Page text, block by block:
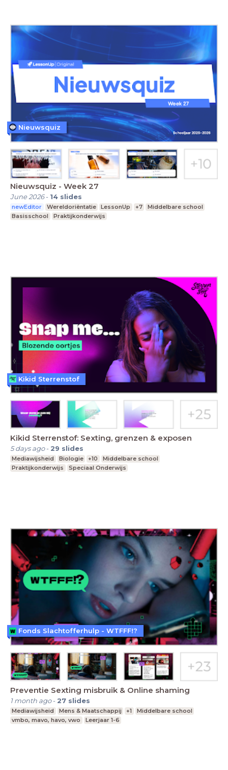
Nieuwsquiz - Week 27
June 2026- 14 slides
newEditor Wereldoriëntatie LessonUp +7
Middelbare school
Basisschool
Praktijkonderwijs
Nieuwsquiz
Kikid Sterrenstof: Sexting, grenzen & exposen
5 days ago- 29 slides
Mediawijsheid Biologie +10
Middelbare school
Praktijkonderwijs
Speciaal Onderwijs
Kikid Sterrenstof
Preventie Sexting misbruik & Online shaming
1 month ago- 27 slides
Mediawijsheid Mens & Maatschappij +1
Middelbare school
vmbo, mavo, havo, vwo
Leerjaar 1-6
Fonds Slachtofferhulp - WTFFF!?